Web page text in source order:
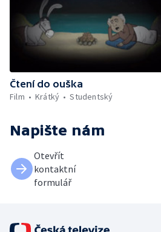
Čtení do ouška
Film
Krátký Studentský
Napište nám
Otevřít
kontaktní
formulář